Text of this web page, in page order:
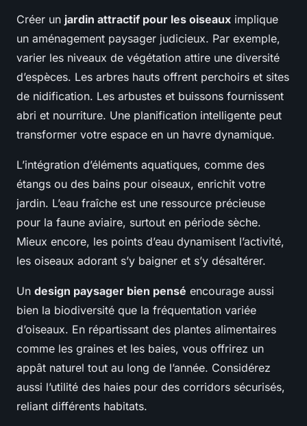
Créer un jardin attractif pour les oiseaux implique
un aménagement paysager judicieux. Par exemple,
varier les niveaux de végétation attire une diversité
d’espèces. Les arbres hauts offrent perchoirs et sites
de nidification. Les arbustes et buissons fournissent
abri et nourriture. Une planification intelligente peut
transformer votre espace en un havre dynamique.
L’intégration d’éléments aquatiques, comme des
étangs ou des bains pour oiseaux, enrichit votre
jardin. L’eau fraîche est une ressource précieuse
pour la faune aviaire, surtout en période sèche.
Mieux encore, les points d’eau dynamisent l’activité,
les oiseaux adorant s’y baigner et s’y désaltérer.
Un design paysager bien pensé encourage aussi
bien la biodiversité que la fréquentation variée
d’oiseaux. En répartissant des plantes alimentaires
comme les graines et les baies, vous offrirez un
appât naturel tout au long de l’année. Considérez
aussi l’utilité des haies pour des corridors sécurisés,
reliant différents habitats.